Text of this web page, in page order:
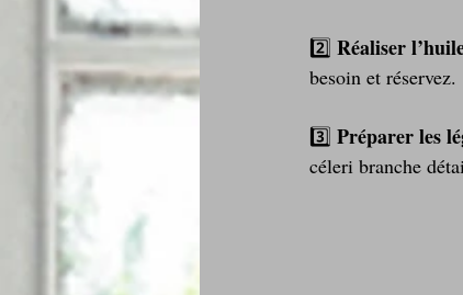
2️⃣ Réaliser
besoin et réservez.
3️⃣ Préparer les
céleri branche